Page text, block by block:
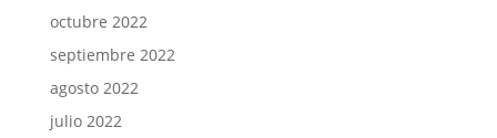
octubre 2022
septiembre 2022
agosto 2022
julio 2022